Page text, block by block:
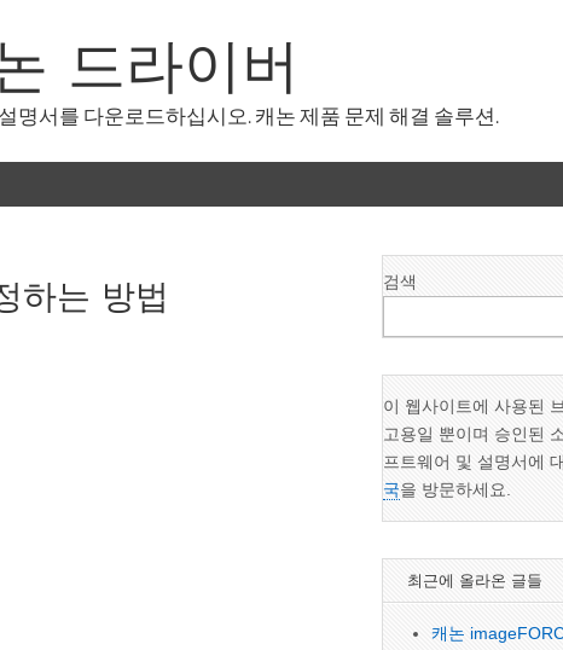
드라이버
명서를 다운로드하십시오. 캐논 제품 문제 해결 솔루션.
는 방법
검색
이 웹사이트에 사용된
고용일 뿐이며 승인된
프트웨어 및 설명서에
국을 방문하세요.
최근에 올라온 글들
캐논